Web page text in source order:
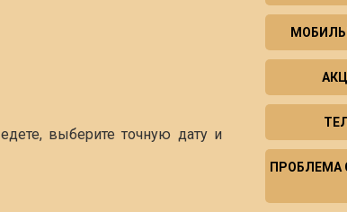
выберите точную дату и
ПРОБЛЕМА